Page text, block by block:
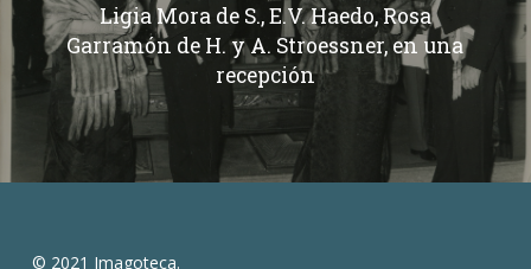
Ligia Mora de S., E.V. Haedo, Rosa
Garramón de H. y A. Stroessner, en una
recepción
© 2021 Imagoteca.